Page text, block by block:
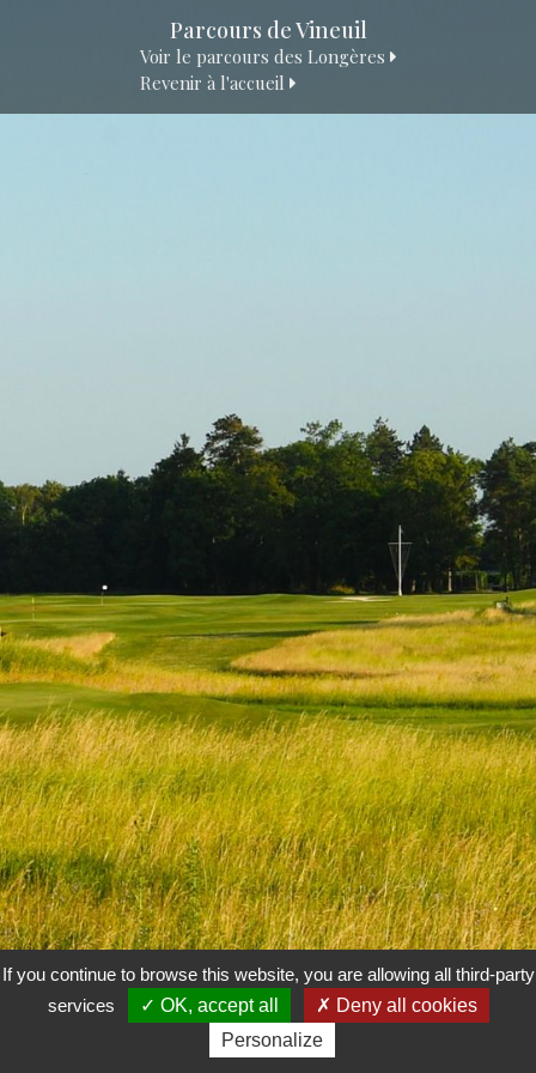
Parcours de Vineuil
Voir le parcours des Longères
Revenir à l'accueil
2 3 4 5 6 7 9 10 11 12
15 16 17
If you continue to browse this website, you are allowing all third-party
services
OK, accept all
Deny all cookies
Personalize